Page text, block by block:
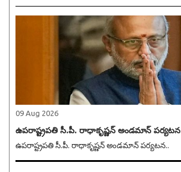
09 Aug 2026
ఉపరాష్ట్రపతి సీ.పీ. రాధాకృష్ణన్ అండమాన్ పర్యటన
ఉపరాష్ట్రపతి సీ.పీ. రాధాకృష్ణన్ అండమాన్ పర్యటన..